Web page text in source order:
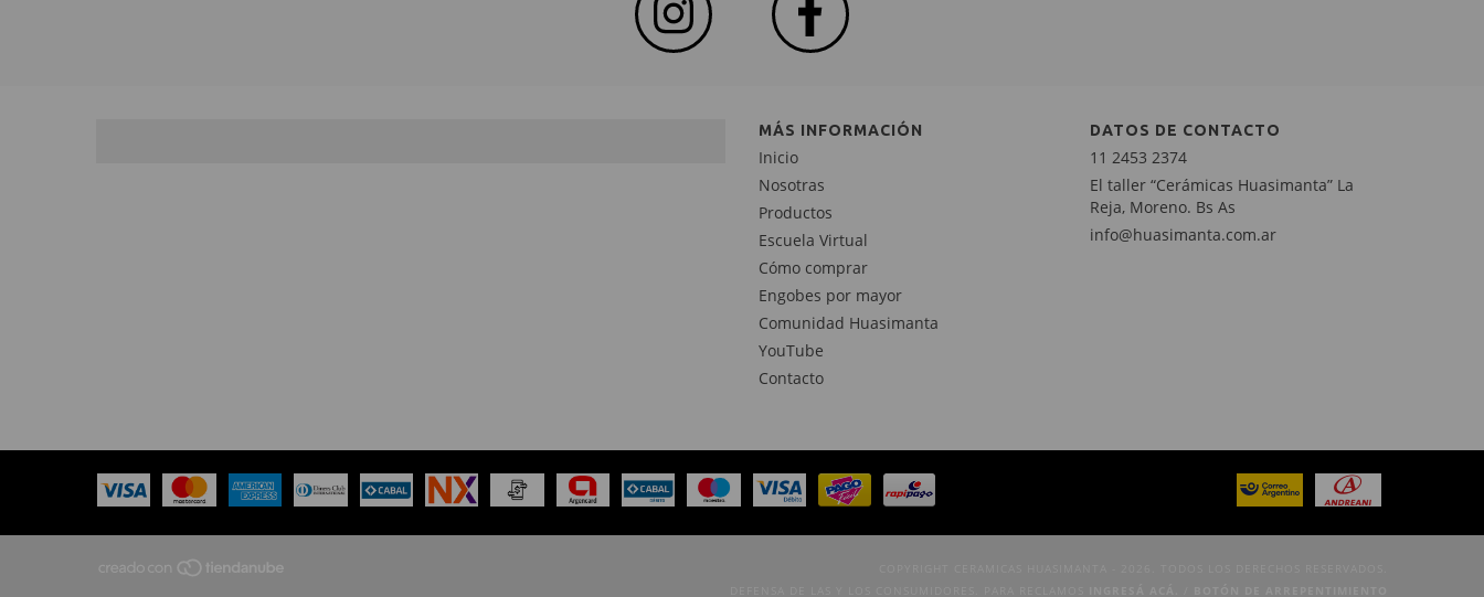
MÁS INFORMACIÓN
Inicio
Nosotras
Productos
Escuela Virtual
Cómo comprar
Engobes por mayor
Comunidad Huasimanta
YouTube
Contacto
DATOS DE CONTACTO
11 2453 2374
El taller “Cerámicas Huasimanta” La
Reja, Moreno. Bs As
info@huasimanta.com.ar